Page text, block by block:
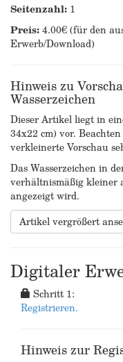
Seitenzahl: 1
Preis:4.00€ (für den
Erwerb/Download)
Hinweis zu
Wasserzeichen
Dieser Artikel liegt in
34x22 cm) vor.
verkleinerte Vorschau
Das Wasserzeichen in
verhältnismäßig kleiner
angezeigt wird.
Artikel vergrößert
Digitaler
Schritt 1:
Registrieren.
Hinweis zur